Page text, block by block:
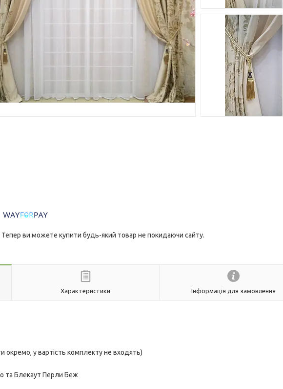
Тепер ви можете купити будь-який товар не покидаючи сайту.
Характеристики Інформація для замовлення
окремо, у вартість комплекту не входять)
та Блекаут Перли Беж